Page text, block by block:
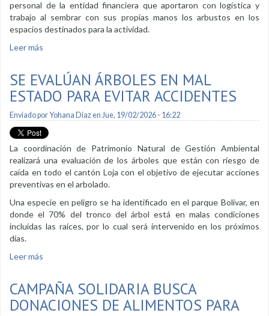
personal de la entidad financiera que aportaron con logística y
trabajo al sembrar con sus propias manos los arbustos en los
espacios destinados para la actividad.
Leer más
SE EVALÚAN ÁRBOLES EN MAL
ESTADO PARA EVITAR ACCIDENTES
Enviado porYohana Diazen Jue, 19/02/2026 - 16:22
La coordinación de Patrimonio Natural de Gestión Ambiental
realizará una evaluación de los árboles que están con riesgo de
caída en todo el cantón Loja con el objetivo de ejecutar acciones
preventivas en el arbolado.
Una especie en peligro se ha identificado en el parque Bolívar, en
donde el 70% del tronco del árbol está en malas condiciones
incluídas las raíces, por lo cual será intervenido en los próximos
días.
Leer más
CAMPAÑA SOLIDARIA BUSCA
DONACIONES DE ALIMENTOS PARA